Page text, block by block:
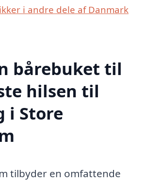
i andre dele af Danmark
bårebuket til
hilsen til
i Store
tilbyder en omfattende